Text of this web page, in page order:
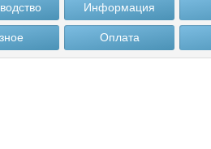
Информация
Оплата